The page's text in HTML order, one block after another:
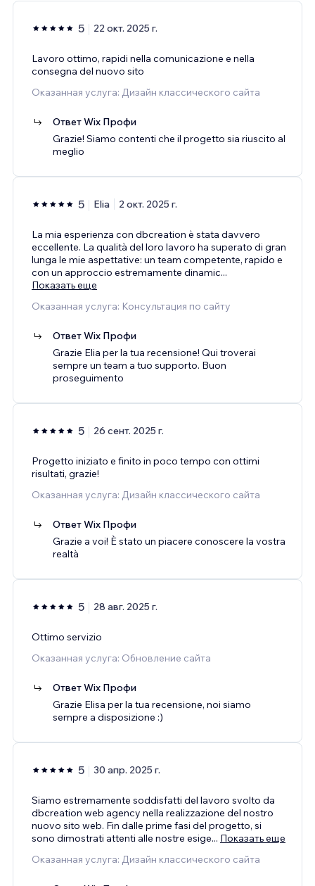
5 22 окт. 2025 г.
Lavoro ottimo, rapidi nella comunicazione e nella
consegna del nuovo sito
Оказанная услуга: Дизайн классического сайта
Ответ Wix Профи
Grazie! Siamo contenti che il progetto sia riuscito al
meglio
5 Elia 2 окт. 2025 г.
La mia esperienza con dbcreation è stata davvero
eccellente. La qualità del loro lavoro ha superato di gran
lunga le mie aspettative: un team competente, rapido e
con un approccio estremamente dinamic...
Показать еще
Оказанная услуга: Консультация по сайту
Ответ Wix Профи
Grazie Elia per la tua recensione! Qui troverai
sempre un team a tuo supporto. Buon
proseguimento
5 26 сент. 2025 г.
Progetto iniziato e finito in poco tempo con ottimi
risultati, grazie!
Оказанная услуга: Дизайн классического сайта
Ответ Wix Профи
Grazie a voi! È stato un piacere conoscere la vostra
realtà
5 28 авг. 2025 г.
Ottimo servizio
Оказанная услуга: Обновление сайта
Ответ Wix Профи
Grazie Elisa per la tua recensione, noi siamo
sempre a disposizione :)
5 30 апр. 2025 г.
Siamo estremamente soddisfatti del lavoro svolto da
dbcreation web agency nella realizzazione del nostro
nuovo sito web. Fin dalle prime fasi del progetto, si
sono dimostrati attenti alle nostre esige... Показать еще
Оказанная услуга: Дизайн классического сайта